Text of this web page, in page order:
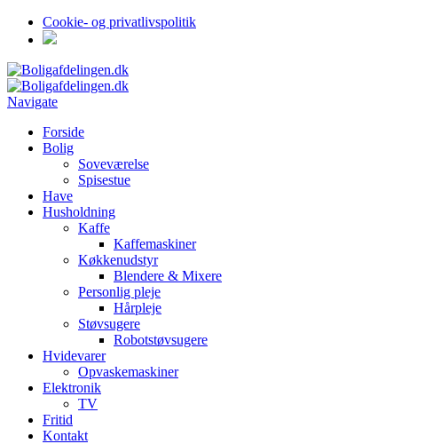
Cookie- og privatlivspolitik
Navigate
Forside
Bolig
Soveværelse
Spisestue
Have
Husholdning
Kaffe
Kaffemaskiner
Køkkenudstyr
Blendere & Mixere
Personlig pleje
Hårpleje
Støvsugere
Robotstøvsugere
Hvidevarer
Opvaskemaskiner
Elektronik
TV
Fritid
Kontakt